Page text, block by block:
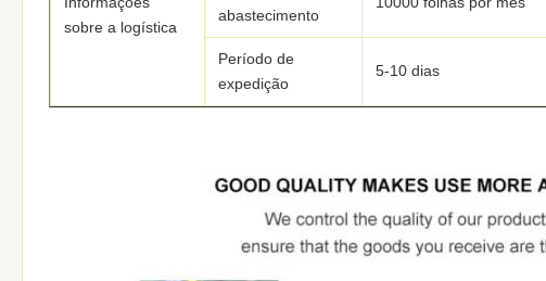
sobre a logística
abastecimento
Período de
expedição
5-10 dias